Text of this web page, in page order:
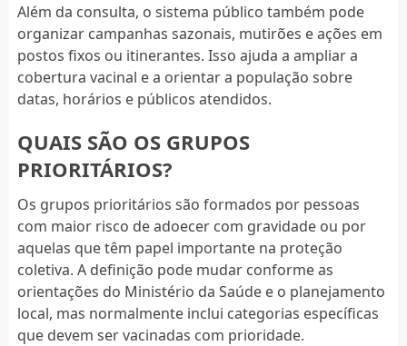
Além da consulta, o sistema público também pode
organizar campanhas sazonais, mutirões e ações em
postos fixos ou itinerantes. Isso ajuda a ampliar a
cobertura vacinal e a orientar a população sobre
datas, horários e públicos atendidos.
QUAIS SÃO OS GRUPOS
PRIORITÁRIOS?
Os grupos prioritários são formados por pessoas
com maior risco de adoecer com gravidade ou por
aquelas que têm papel importante na proteção
coletiva. A definição pode mudar conforme as
orientações do Ministério da Saúde e o planejamento
local, mas normalmente inclui categorias específicas
que devem ser vacinadas com prioridade.